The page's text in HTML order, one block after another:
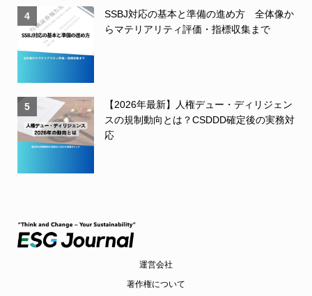
4
SSBJ対応の基本と準備の進め方 全体像か
らマテリアリティ評価・指標収集まで
5
【2026年最新】人権デュー・ディリジェン
スの規制動向とは？CSDDD確定後の実務対
応
運営会社
著作権について